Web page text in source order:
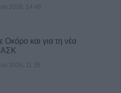
φεστιβάλ
2026, 14:46
Οκόρο και για τη νέα
ΑΣΚ
2026, 11:35